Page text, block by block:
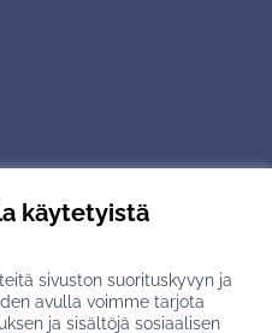
käytetyistä
sivuston suorituskyvyn ja
avulla voimme tarjota
ja sisältöjä sosiaalisen